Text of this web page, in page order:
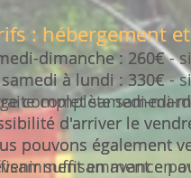
: hébergement
dimanche : 260€
à lundi : 330€
complet samedi-
d'arriver le
pouvons également
en avance
: hébergement
dimanche : 260€ -
à lundi : 330€ -
complète samedi-
d'arriver le
pouvons également
suffisamment en